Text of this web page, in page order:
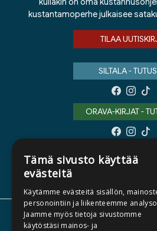
kustantamoperhe julkaisee
TILAA
SILTALA -
ORAVA-KIRJAT -
TIETOA
Tämä sivusto käyttää
evästeitä
Käytämme evästeitä sisällön,
personointiin ja liikenteemme
Jaamme myös tietoja sivustomme
käytöstäsi mainos- ja